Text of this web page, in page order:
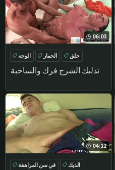
06:03
تدليك الشرج فرك والساحبة
الوجه الحمار
حلق
تدليك
04:12
في سن المراهقة
الديك